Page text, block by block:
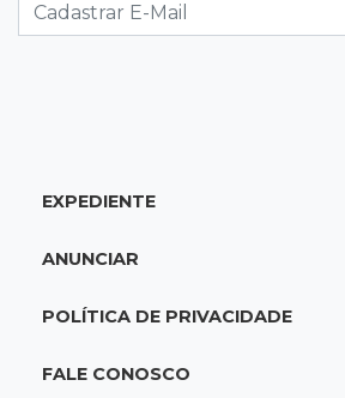
Câmara deve dar urgência a
emagrecedores e prende 2
EXPEDIENTE
ANUNCIAR
POLÍTICA DE PRIVACIDADE
FALE CONOSCO